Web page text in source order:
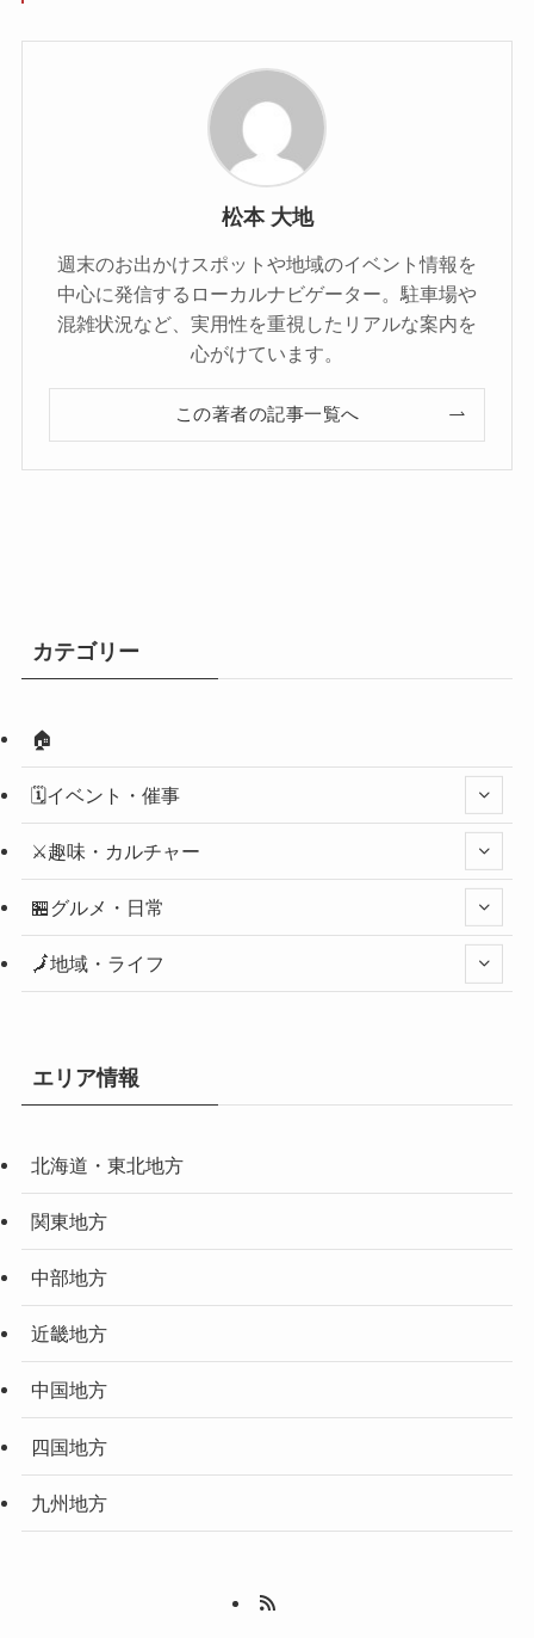
松本 大地
週末のお出かけスポットや地域のイベント情報を
中心に発信するローカルナビゲーター。駐車場や
混雑状況など、実用性を重視したリアルな案内を
心がけています。
この著者の記事一覧へ
カテゴリー
🏠
🗓️イベント・催事
⚔️趣味・カルチャー
🏪グルメ・日常
🗾地域・ライフ
エリア情報
北海道・東北地方
関東地方
中部地方
近畿地方
中国地方
四国地方
九州地方